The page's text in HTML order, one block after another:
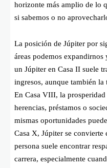
horizonte más amplio de lo
si sabemos o no
La posición de Júpiter por
áreas podemos
un Júpiter en Casa II suele
ingresos, aunque también
En Casa VIII, la
herencias, préstamos o
mismas oportunidades
Casa X, Júpiter se
persona suele encontrar
carrera, especialmente